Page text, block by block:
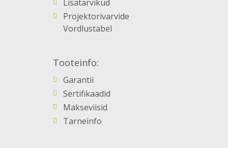
Lisatarvikud
Projektorivarvide
Vordlustabel
Tooteinfo:
Garantii
Sertifikaadid
Makseviisid
Tarneinfo